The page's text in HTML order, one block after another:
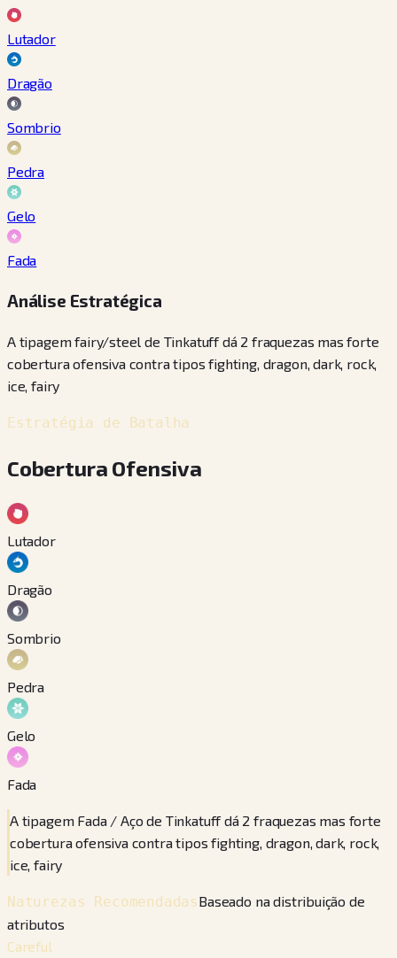
Lutador
Dragão
Sombrio
Pedra
Gelo
Fada
Análise Estratégica
A tipagem fairy/steel de Tinkatuff dá 2 fraquezas mas forte
cobertura ofensiva contra tipos fighting, dragon, dark, rock,
ice, fairy
Estratégia de Batalha
Cobertura Ofensiva
Lutador
Dragão
Sombrio
Pedra
Gelo
Fada
A tipagem Fada / Aço de Tinkatuff dá 2 fraquezas mas forte
cobertura ofensiva contra tipos fighting, dragon, dark, rock,
ice, fairy
Naturezas RecomendadasBaseado na distribuição de
atributos
Careful